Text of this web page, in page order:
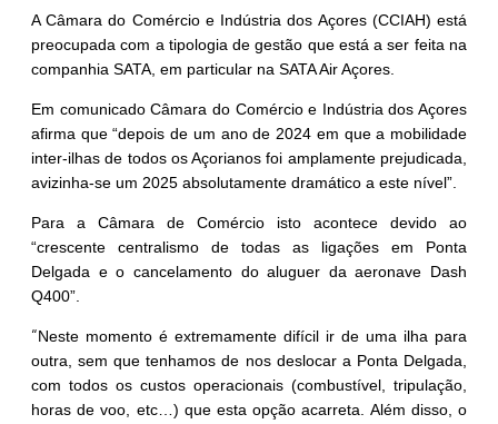
A Câmara do Comércio e Indústria dos Açores (CCIAH) está
preocupada com a tipologia de gestão que está a ser feita na
companhia SATA, em particular na SATA Air Açores.
Em comunicado Câmara do Comércio e Indústria dos Açores
afirma que “depois de um ano de 2024 em que a mobilidade
inter-ilhas de todos os Açorianos foi amplamente prejudicada,
avizinha-se um 2025 absolutamente dramático a este nível”.
Para a Câmara de Comércio isto acontece devido ao
“crescente centralismo de todas as ligações em Ponta
Delgada e o cancelamento do aluguer da aeronave Dash
Q400”.
“Neste momento é extremamente difícil ir de uma ilha para
outra, sem que tenhamosde nos deslocar a Ponta Delgada,
com todos os custos operacionais (combustível, tripulação,
horas de voo, etc…) que esta opção acarreta. Além disso, o